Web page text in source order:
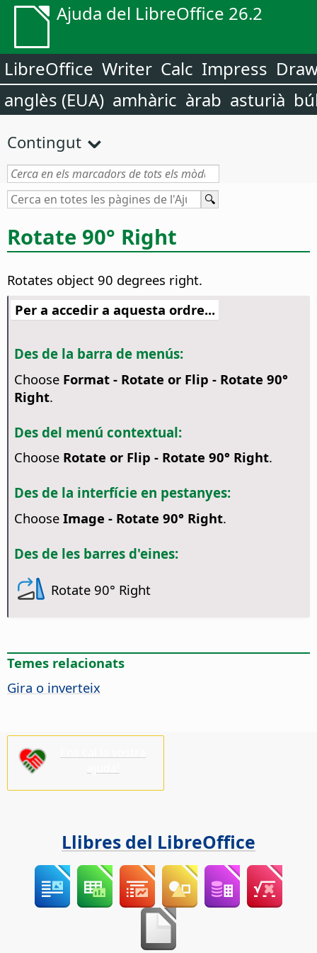
Ajuda del LibreOffice 26.2
LibreOffice Writer Calc Impress
anglès (EUA) amhàric àrab asturià
Contingut
Rotate 90° Right
Rotates object 90 degrees right.
Per a accedir a aquesta ordre...
Des de la barra de menús:
Choose Format - Rotate or Flip - Rotate 90°
Right.
Des del menú contextual:
Choose Rotate or Flip - Rotate 90° Right.
Des de la interfície en pestanyes:
Choose Image - Rotate 90° Right.
Des de les barres d'eines:
Rotate 90° Right
Temes relacionats
Gira o inverteix
Llibres del LibreOffice